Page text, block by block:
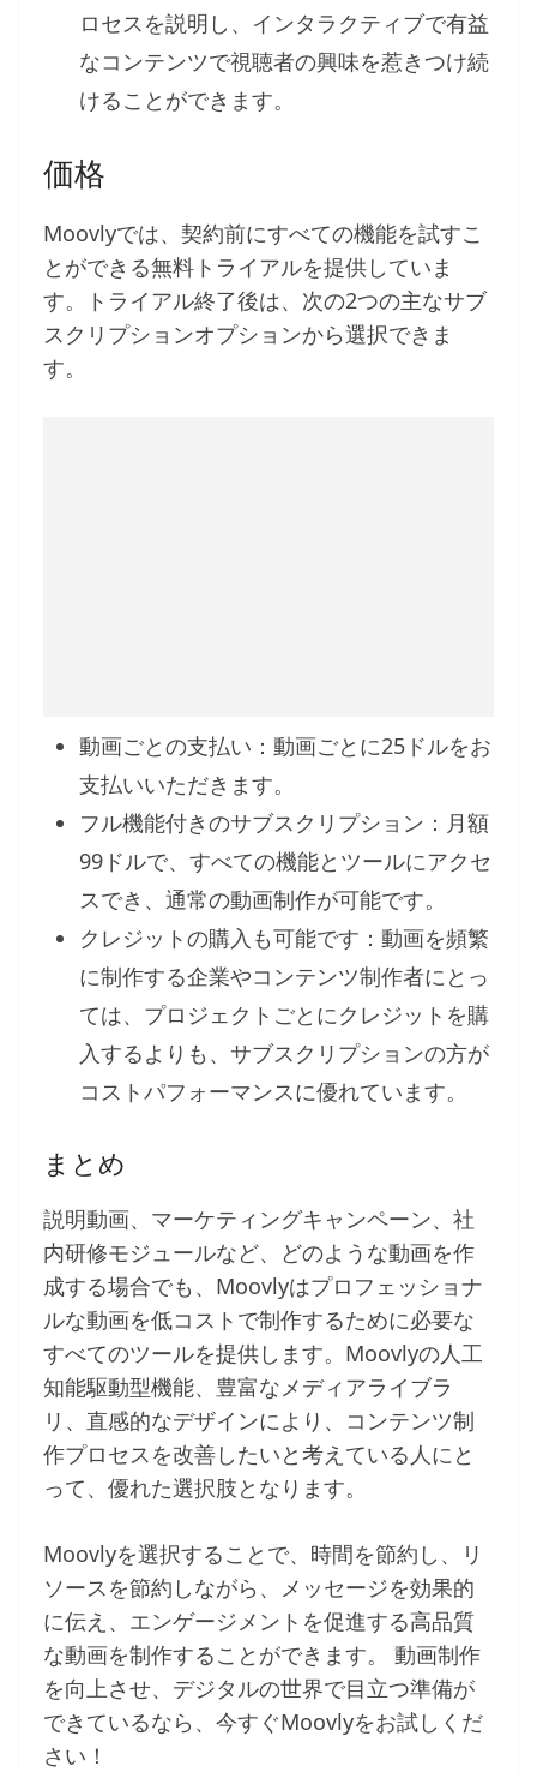
ロセスを説明し、インタラクティブで有益
なコンテンツで視聴者の興味を惹きつけ続
けることができます。
価格
Moovlyでは、契約前にすべての機能を試すこ
とができる無料トライアルを提供していま
す。トライアル終了後は、次の2つの主なサブ
スクリプションオプションから選択できま
す。
動画ごとの支払い：動画ごとに25ドルをお
支払いいただきます。
フル機能付きのサブスクリプション：月額
99ドルで、すべての機能とツールにアクセ
スでき、通常の動画制作が可能です。
クレジットの購入も可能です：動画を頻繁
に制作する企業やコンテンツ制作者にとっ
ては、プロジェクトごとにクレジットを購
入するよりも、サブスクリプションの方が
コストパフォーマンスに優れています。
まとめ
説明動画、マーケティングキャンペーン、社
内研修モジュールなど、どのような動画を作
成する場合でも、Moovlyはプロフェッショナ
ルな動画を低コストで制作するために必要な
すべてのツールを提供します。Moovlyの人工
知能駆動型機能、豊富なメディアライブラ
リ、直感的なデザインにより、コンテンツ制
作プロセスを改善したいと考えている人にと
って、優れた選択肢となります。
Moovlyを選択することで、時間を節約し、リ
ソースを節約しながら、メッセージを効果的
に伝え、エンゲージメントを促進する高品質
な動画を制作することができます。 動画制作
を向上させ、デジタルの世界で目立つ準備が
できているなら、今すぐMoovlyをお試しくだ
さい！